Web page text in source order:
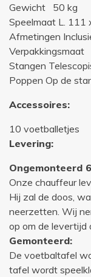
Gewicht 50 kg
Speelmaat L. 111
Afmetingen
Stangen
Poppen Op de
Accessoires:
10 voetballetjes
Levering:
Ongemonteerd 6
Onze chauffeur
Hij zal de doos,
neerzetten. Wij
op om de levertijd
Gemonteerd:
De voetbaltafel
tafel wordt